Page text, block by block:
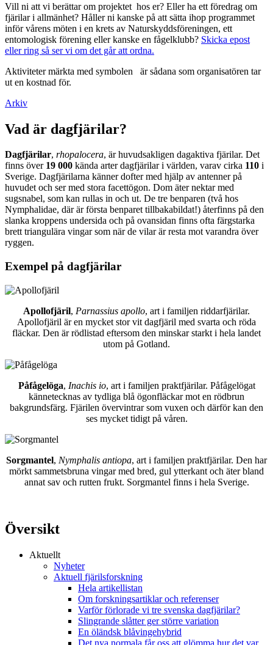
Vill ni att vi berättar om projektet hos er? Eller ha ett föredrag om
fjärilar i allmänhet? Håller ni kanske på att sätta ihop programmet
inför vårens möten i en krets av Naturskyddsföreningen, ett
entomologisk förening eller kanske en fågelklubb? Skicka epost
eller ring så ser vi om det går att ordna.
Aktiviteter märkta med symbolen
är sådana som organisatören tar
ut en kostnad för.
Arkiv
Vad är dagfjärilar?
Dagfjärilar, rhopalocera, är huvudsakligen dagaktiva fjärilar. Det
finns över 19 000 kända arter dagfjärilar i världen, varav cirka 110 i
Sverige. Dagfjärilarna känner dofter med hjälp av antenner på
huvudet och ser med stora facettögon. Dom äter nektar med
sugsnabel, som kan rullas in och ut. De tre benparen (två hos
Nymphalidae, där är första benparet tillbakabildat!) återfinns på den
slanka kroppens undersida och på ovansidan finns ofta färgstarka
brett triangulära vingar som när de vilar är resta mot varandra över
ryggen.
Exempel på dagfjärilar
Apollofjäril, Parnassius apollo, art i familjen riddarfjärilar.
Apollofjäril är en mycket stor vit dagfjäril med svarta och röda
fläckar. Den är rödlistad eftersom den minskar starkt i hela landet
utom på Gotland.
Påfågelöga, Inachis io, art i familjen praktfjärilar. Påfågelögat
kännetecknas av tydliga blå ögonfläckar mot en rödbrun
bakgrundsfärg. Fjärilen övervintrar som vuxen och därför kan den
ses mycket tidigt på våren.
Sorgmantel, Nymphalis antiopa, art i familjen praktfjärilar. Den har
mörkt sammetsbruna vingar med bred, gul ytterkant och äter bland
annat sav och rutten frukt. Sorgmantel finns i hela Sverige.
Översikt
Aktuellt
Nyheter
Aktuell fjärilsforskning
Hela artikellistan
Om forskningsartiklar och referenser
Varför förlorade vi tre svenska dagfjärilar?
Slingrande slåtter ger större variation
En öländsk blåvingehybrid
Det nya normala får oss att glömma hur det var